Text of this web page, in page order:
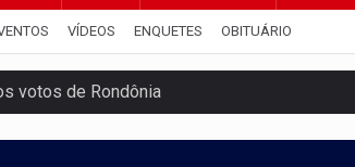
VÍDEOS ENQUETES OBITUÁRIO
votos de Rondônia
para tudo ou nada